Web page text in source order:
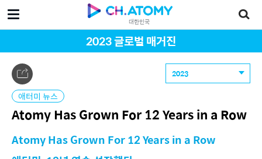
대한민국
2023 글로벌 매거진
2023
애터미 뉴스
Atomy Has Grown For 12 Years in a Row
Atomy Has Grown For 12 Years in a Row